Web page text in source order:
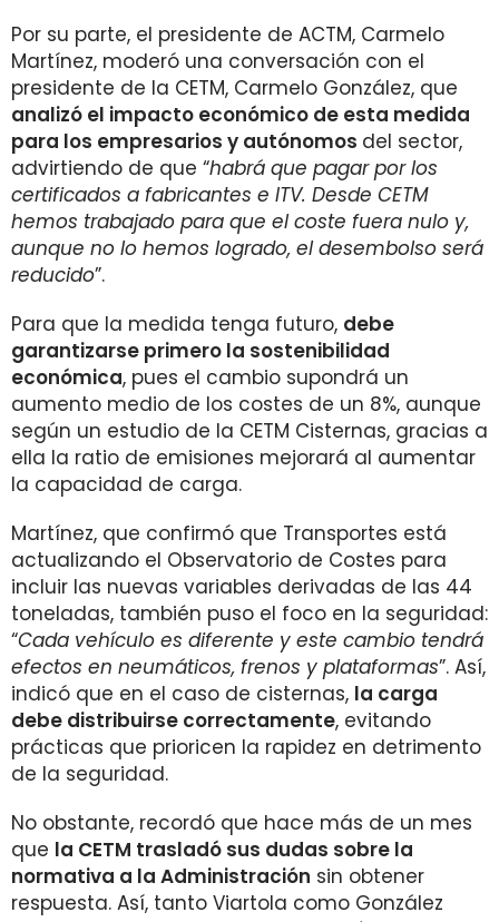
Por su parte, el presidente de ACTM, Carmelo
Martínez, moderó una conversación con el
presidente de la CETM, Carmelo González, que
analizó el impacto económico de esta medida
para los empresarios y autónomos del sector,
advirtiendo de que “habrá que pagar por los
certificados a fabricantes e ITV. Desde CETM
hemos trabajado para que el coste fuera nulo y,
aunque no lo hemos logrado, el desembolso será
reducido”.
Para que la medida tenga futuro, debe
garantizarse primero la sostenibilidad
económica, pues el cambio supondrá un
aumento medio de los costes de un 8%, aunque
según un estudio de la CETM Cisternas, gracias a
ella la ratio de emisiones mejorará al aumentar
la capacidad de carga.
Martínez, que confirmó que Transportes está
actualizando el Observatorio de Costes para
incluir las nuevas variables derivadas de las 44
toneladas, también puso el foco en la seguridad:
“Cada vehículo es diferente y este cambio tendrá
efectos en neumáticos, frenos y plataformas”. Así,
indicó que en el caso de cisternas, la carga
debe distribuirse correctamente, evitando
prácticas que prioricen la rapidez en detrimento
de la seguridad.
No obstante, recordó que hace más de un mes
que la CETM trasladó sus dudas sobre la
normativa a la Administración sin obtener
respuesta. Así, tanto Viartola como González